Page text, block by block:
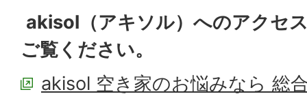
akisol（アキソル）へのアクセ
ご覧ください。
akisol 空き家のお悩みなら 総